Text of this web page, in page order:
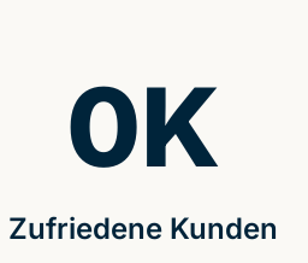
Zufriedene Kunden
0K